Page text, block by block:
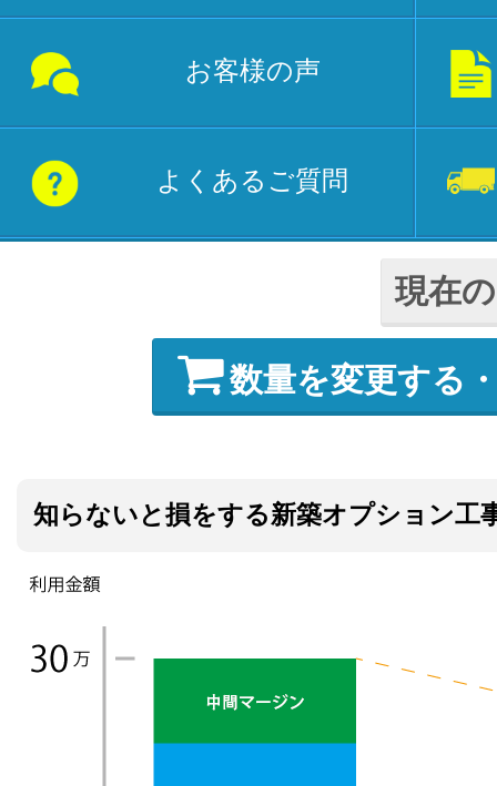
お客様の声
よくあるご質問
現在
数量を変更する
知らないと損をする新築オプション工